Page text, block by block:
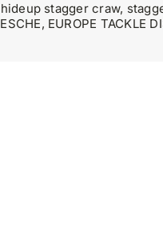
hideup stagger craw,
ESCHE, EUROPE TACKLE